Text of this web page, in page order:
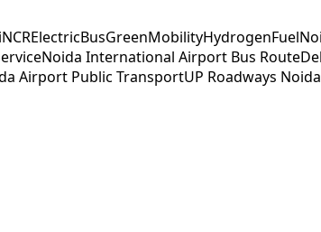
ElectricBusGreenMobilityHydrogenFuel
Noida International Airport Bus Route
Airport Public TransportUP Roadways